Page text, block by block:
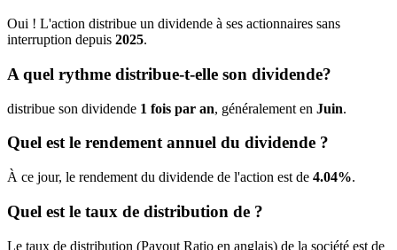
Oui ! L'action distribue un dividende à ses actionnaires sans
interruption depuis 2025.
A quel rythme distribue-t-elle son dividende?
distribue son dividende 1 fois par an, généralement en Juin.
Quel est le rendement annuel du dividende ?
À ce jour, le rendement du dividende de l'action est de 4.04%.
Quel est le taux de distribution de ?
Le taux de distribution (Payout Ratio en anglais) de la société est de